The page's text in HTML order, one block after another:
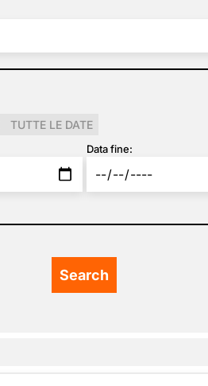
TUTTE LE DATE
Data fine: